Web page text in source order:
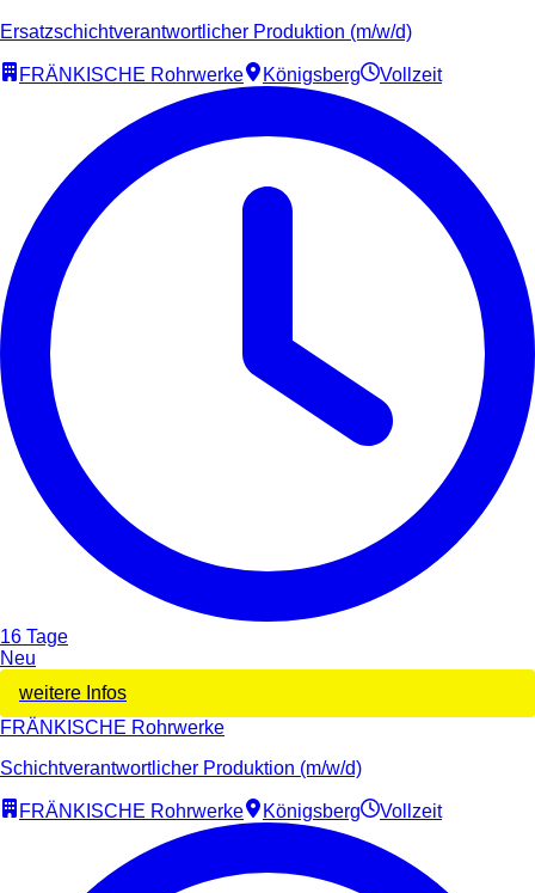
Ersatzschichtverantwortlicher Produktion (m/w/d)
FRÄNKISCHE Rohrwerke Königsberg Vollzeit
16 Tage
Neu
weitere Infos
FRÄNKISCHE Rohrwerke
Schichtverantwortlicher Produktion (m/w/d)
FRÄNKISCHE Rohrwerke Königsberg Vollzeit